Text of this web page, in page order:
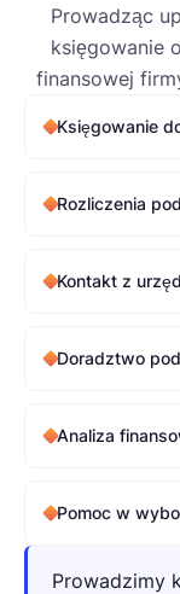
Prowadząc
księgowanie
finansowej
Księgowanie
Rozliczenia
Kontakt z
Doradztwo
Analiza
Pomoc w
Prowadzimy